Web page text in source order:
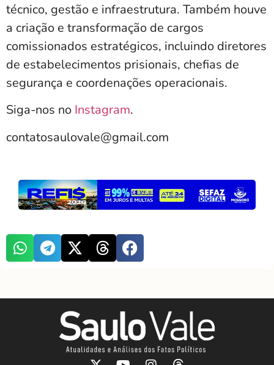
técnico, gestão e infraestrutura. Também houve
a criação e transformação de cargos
comissionados estratégicos, incluindo diretores
de estabelecimentos prisionais, chefias de
segurança e coordenações operacionais.
Siga-nos no Instagram.
contatosaulovale@gmail.com